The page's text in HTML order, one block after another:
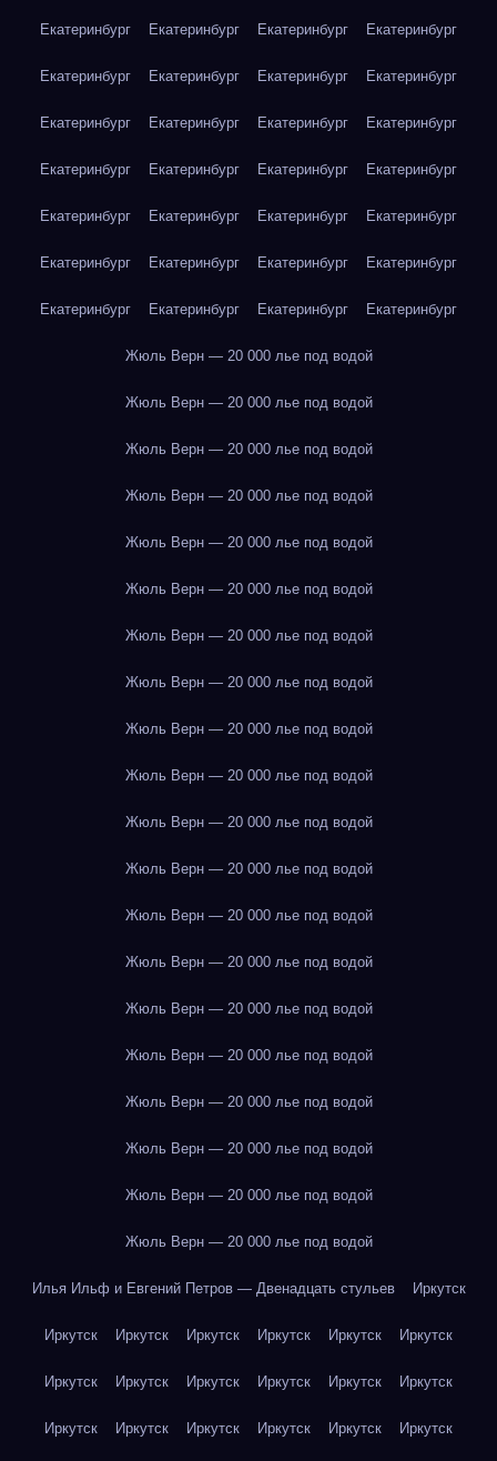
Екатеринбург Екатеринбург Екатеринбург Екатеринбург
Екатеринбург Екатеринбург Екатеринбург Екатеринбург
Екатеринбург Екатеринбург Екатеринбург Екатеринбург
Екатеринбург Екатеринбург Екатеринбург Екатеринбург
Екатеринбург Екатеринбург Екатеринбург Екатеринбург
Екатеринбург Екатеринбург Екатеринбург Екатеринбург
Екатеринбург Екатеринбург Екатеринбург Екатеринбург
Жюль Верн — 20 000 лье под водой
Жюль Верн — 20 000 лье под водой
Жюль Верн — 20 000 лье под водой
Жюль Верн — 20 000 лье под водой
Жюль Верн — 20 000 лье под водой
Жюль Верн — 20 000 лье под водой
Жюль Верн — 20 000 лье под водой
Жюль Верн — 20 000 лье под водой
Жюль Верн — 20 000 лье под водой
Жюль Верн — 20 000 лье под водой
Жюль Верн — 20 000 лье под водой
Жюль Верн — 20 000 лье под водой
Жюль Верн — 20 000 лье под водой
Жюль Верн — 20 000 лье под водой
Жюль Верн — 20 000 лье под водой
Жюль Верн — 20 000 лье под водой
Жюль Верн — 20 000 лье под водой
Жюль Верн — 20 000 лье под водой
Жюль Верн — 20 000 лье под водой
Жюль Верн — 20 000 лье под водой
Илья Ильф и Евгений Петров — Двенадцать стульев Иркутск
Иркутск Иркутск Иркутск Иркутск Иркутск Иркутск
Иркутск Иркутск Иркутск Иркутск Иркутск Иркутск
Иркутск Иркутск Иркутск Иркутск Иркутск Иркутск